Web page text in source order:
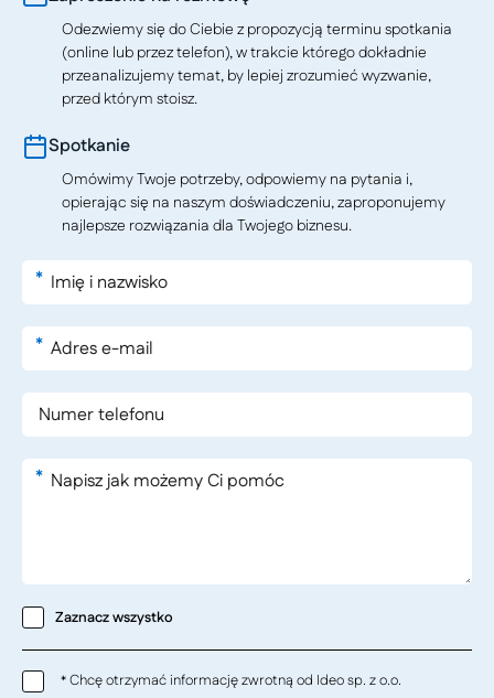
Odezwiemy się do Ciebie z propozycją terminu spotkania
(online lub przez telefon), w trakcie którego dokładnie
przeanalizujemy temat, by lepiej zrozumieć wyzwanie,
przed którym stoisz.
Spotkanie
Omówimy Twoje potrzeby, odpowiemy na pytania i,
opierając się na naszym doświadczeniu, zaproponujemy
najlepsze rozwiązania dla Twojego biznesu.
*
*
*
Zaznacz wszystko
*Chcę otrzymać informację zwrotną od Ideo sp. z o.o.